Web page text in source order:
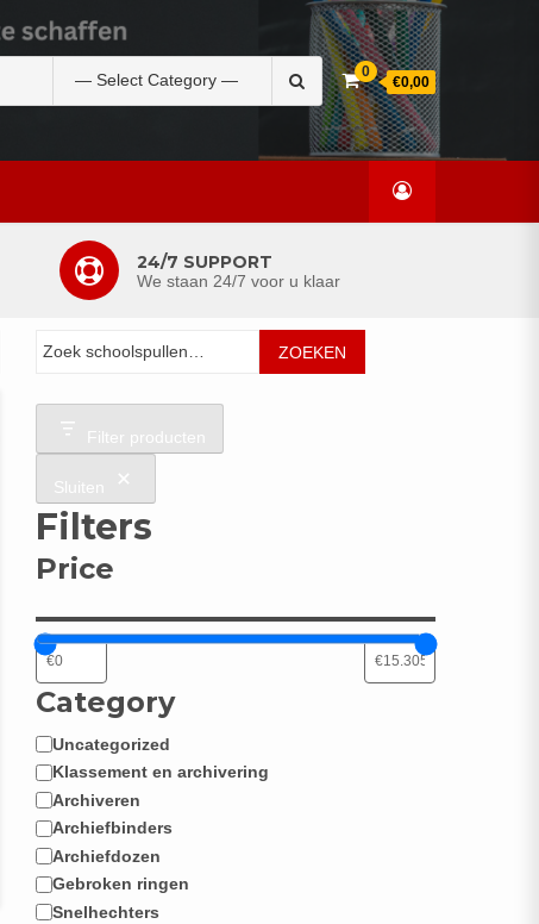
naar:
0
€0,00
24/7 SUPPORT
We staan 24/7 voor u klaar
ZOEKEN
Filter producten
Sluiten
Filters
Price
Category
Categorie
Uncategorized
Klassement en archivering
Archiveren
Archiefbinders
Archiefdozen
Gebroken ringen
Snelhechters